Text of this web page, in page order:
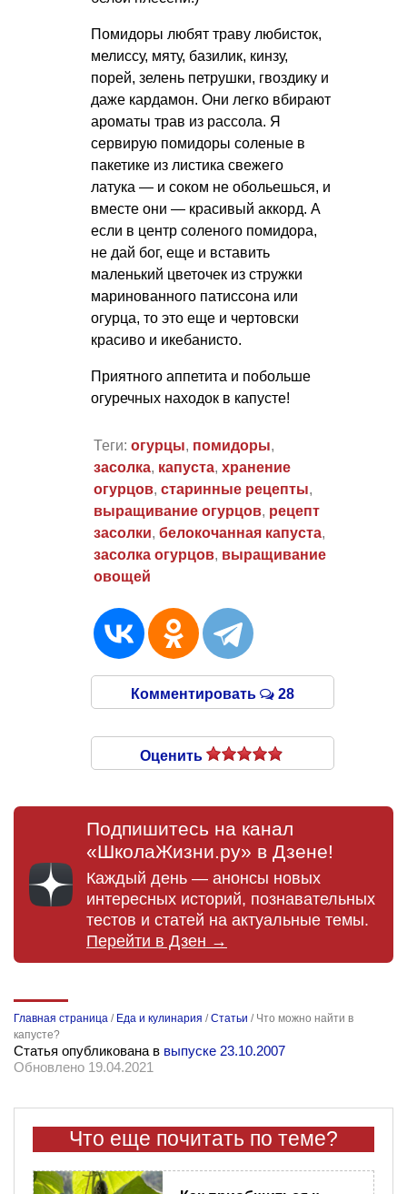
Помидоры любят траву любисток,
мелиссу, мяту, базилик, кинзу,
порей, зелень петрушки, гвоздику и
даже кардамон. Они легко вбирают
ароматы трав из рассола. Я
сервирую помидоры соленые в
пакетике из листика свежего
латука — и соком не обольешься, и
вместе они — красивый аккорд. А
если в центр соленого помидора,
не дай бог, еще и вставить
маленький цветочек из стружки
маринованного патиссона или
огурца, то это еще и чертовски
красиво и икебанисто.
Приятного аппетита и побольше
огуречных находок в капусте!
Теги: огурцы, помидоры,
засолка, капуста, хранение
огурцов, старинные рецепты,
выращивание огурцов, рецепт
засолки, белокочанная капуста,
засолка огурцов, выращивание
овощей
Комментировать 28
Оценить
Подпишитесь на канал
«ШколаЖизни.ру» в Дзене!
Каждый день — анонсы новых
интересных историй, познавательных
тестов и статей на актуальные темы.
Перейти в Дзен →
Главная страница / Еда и кулинария /Статьи / Что можно найти в
капусте?
Статья опубликована в выпуске 23.10.2007
Обновлено 19.04.2021
Что еще почитать по теме?